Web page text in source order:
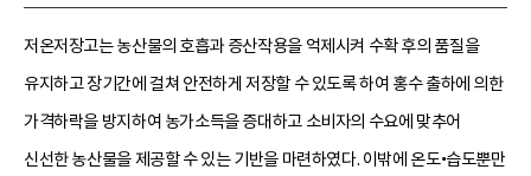
저온저장고는 농산물의 호흡과 증산작용을 억제시켜 수확 후의 품질을
유지하고 장기간에 걸쳐 안전하게 저장할 수 있도록 하여 홍수 출하에 의한
가격하락을 방지하여 농가소득을 증대하고 소비자의 수요에 맞추어
신선한 농산물을 제공할 수 있는 기반을 마련하였다. 이밖에 온도•습도뿐만